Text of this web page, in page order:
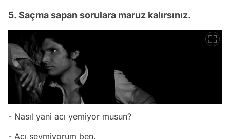
5. Saçma sapan sorulara maruz kalırsınız.
- Nasıl yani acı yemiyor musun?
- Acı sevmiyorum ben.